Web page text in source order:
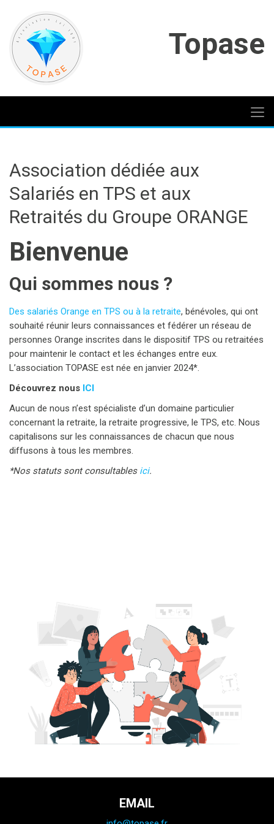
Topase
Association dédiée aux
Salariés en TPS et aux
Retraités du Groupe ORANGE
Bienvenue
Qui sommes nous ?
Des salariés Orange en TPS ou à la retraite, bénévoles, qui ont
souhaité réunir leurs connaissances et fédérer un réseau de
personnes Orange inscrites dans le dispositif TPS ou retraitées
pour maintenir le contact et les échanges entre eux.
L’association TOPASE est née en janvier 2024*.
Découvrez nous ICI
Aucun de nous n’est spécialiste d’un domaine particulier
concernant la retraite, la retraite progressive, le TPS, etc. Nous
capitalisons sur les connaissances de chacun que nous
diffusons à tous les membres.
*Nos statuts sont consultables ici.
EMAIL